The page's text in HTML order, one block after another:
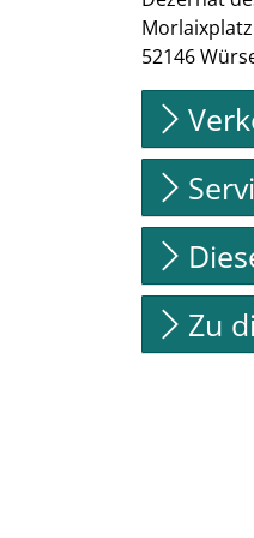
Morlaixplatz
52146
Zu